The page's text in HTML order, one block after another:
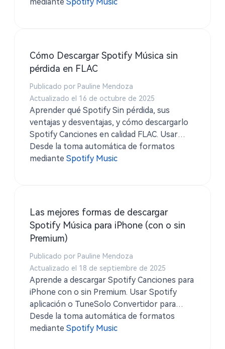
Cómo Descargar Spotify Música sin
pérdida en FLAC
Publicado por Pauline Mendoza
Actualizado el 16 de octubre de 2025
Aprender qué Spotify Sin pérdida, sus
ventajas y desventajas, y cómo descargarlo
Spotify Canciones en calidad FLAC. Usar
TuneSolo Spotify Conversor de música para
guardar música sin pérdidas con etiquetas
Desde la toma automática de formatos
mediante Spotify Music
Las mejores formas de descargar
Spotify Música para iPhone (con o sin
Premium)
Publicado por Pauline Mendoza
Actualizado el 18 de septiembre de 2025
Aprende a descargar Spotify Canciones para
iPhone con o sin Premium. Usar Spotify
aplicación o TuneSolo Convertidor para
guardar pistas como MP3 y disfrutar de la
reproducción sin conexión en cualquier
Desde la toma automática de formatos
mediante Spotify Music